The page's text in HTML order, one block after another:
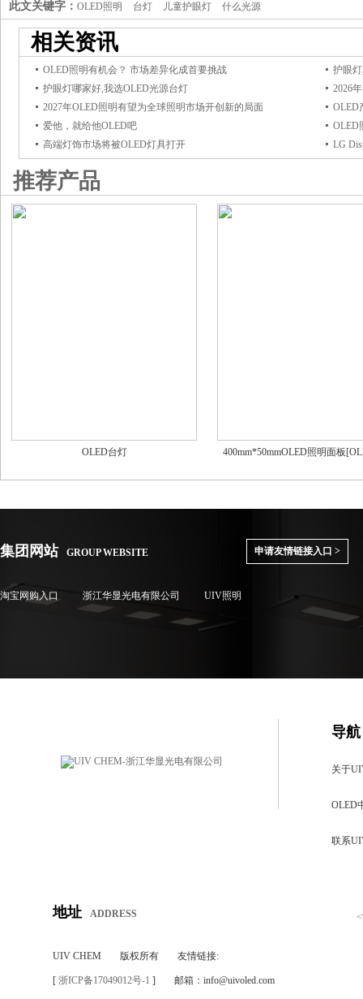
此文关键字： OLED照明 台灯 儿童护眼灯 什么光源
相关资讯
OLED照明有机会？ 市场差异化成首要挑战
护眼
护眼灯哪家好,我选OLED光源台灯
2026
2027年OLED照明有望为全球照明市场开创新的局面
OLED
爱他，就给他OLED吧
OLED
高端灯饰市场将被OLED灯具打开
LG
推荐产品
OLED台灯 400mm*50mmOLED照明面板
申请友情链接入口 >
集团网站 GROUP WEBSITE
淘宝网购入口 浙江华显光电有限公司 UIV照明
导航
关于
OLED
联系
地址 ADDRESS
UIV CHEM 版权所有 友情链接:
[ 浙ICP备17049012号-1 ] 邮箱：info@uivoled.com